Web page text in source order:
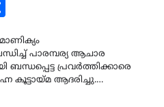
പാരമ്പര്യ ആചാര
പ്രവർത്തിക്കാരെ
കൂട്ടായ്മ ആദരിച്ചു.…